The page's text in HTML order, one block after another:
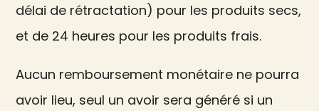
délai de rétractation) pour les produits secs,
et de 24 heures pour les produits frais.
Aucun remboursement monétaire ne pourra
avoir lieu, seul un avoir sera généré si un